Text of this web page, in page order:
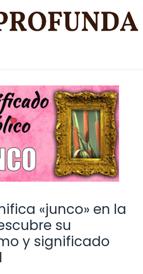
«junco» en la
su
y significado